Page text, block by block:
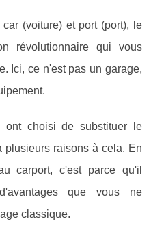
(voiture) et port (port), le
révolutionnaire qui vous
Ici, ce n'est pas un garage,
ont choisi de substituer le
plusieurs raisons à cela. En
carport, c'est parce qu'il
que vous ne
classique.